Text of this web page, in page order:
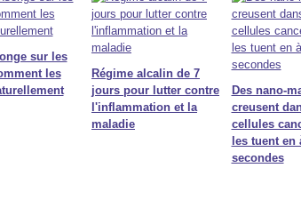
sur les
les
Régime alcalin de 7
jours pour lutter contre
l'inflammation et la
maladie
Des nano-
creusent
cellules
les tuent en
secondes